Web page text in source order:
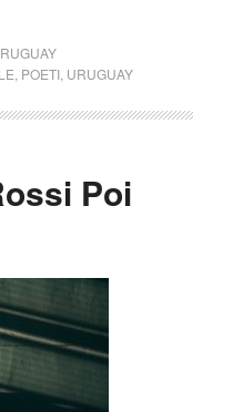
POETI, URUGUAY
Poi